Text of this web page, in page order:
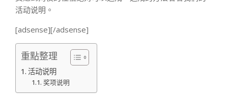
活动说明。
[adsense][/adsense]
重點整理
活动说明
奖项说明